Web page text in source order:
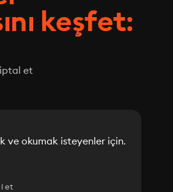
keşfet:
et
ve okumak isteyenler için.
et